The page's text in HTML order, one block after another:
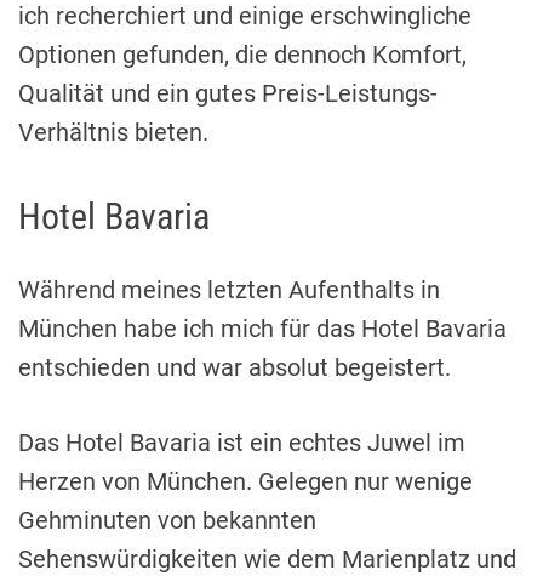
ich recherchiert und einige erschwingliche
Optionen gefunden, die dennoch Komfort,
Qualität und ein gutes Preis-Leistungs-
Verhältnis bieten.
Hotel Bavaria
Während meines letzten Aufenthalts in
München habe ich mich für das Hotel Bavaria
entschieden und war absolut begeistert.
Das Hotel Bavaria ist ein echtes Juwel im
Herzen von München. Gelegen nur wenige
Gehminuten von bekannten
Sehenswürdigkeiten wie dem Marienplatz und